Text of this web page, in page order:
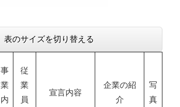
表のサイズを切り替える
事
業
内
従
業
員
宣言内容
企業の紹
介
写
真